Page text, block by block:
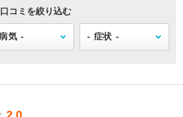
口コミを絞り込む